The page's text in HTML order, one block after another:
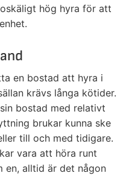
hög hyra för att
en bostad att hyra i
krävs långa kötider.
bostad med relativt
brukar kunna ske
till och med tidigare.
vara att höra runt
en, alltid är det någon